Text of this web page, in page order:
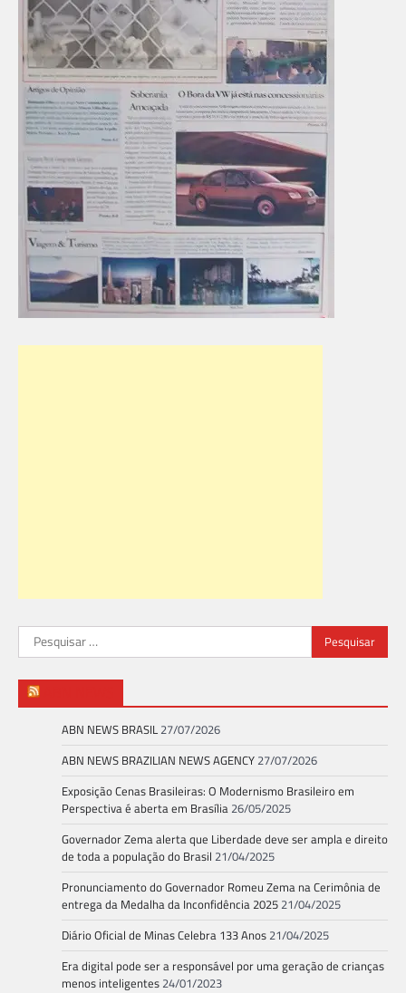
Pesquisar
por:
ABN NEWS BRASIL 27/07/2026
ABN NEWS BRAZILIAN NEWS AGENCY 27/07/2026
Exposição Cenas Brasileiras: O Modernismo Brasileiro em
Perspectiva é aberta em Brasília 26/05/2025
Governador Zema alerta que Liberdade deve ser ampla e direito
de toda a população do Brasil 21/04/2025
Pronunciamento do Governador Romeu Zema na Cerimônia de
entrega da Medalha da Inconfidência 2025 21/04/2025
Diário Oficial de Minas Celebra 133 Anos 21/04/2025
Era digital pode ser a responsável por uma geração de crianças
menos inteligentes 24/01/2023